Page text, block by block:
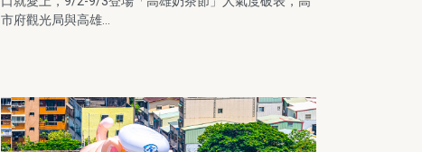
市府觀光局與高雄...